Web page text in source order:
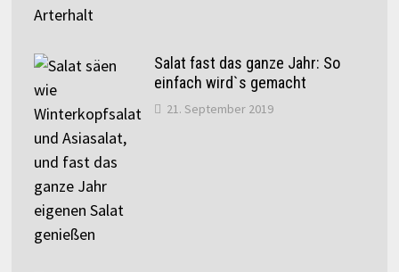
Salat fast das ganze Jahr: So
einfach wird`s gemacht
21. September 2019